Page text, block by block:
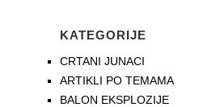
KATEGORIJE
CRTANI JUNACI
ARTIKLI PO TEMAMA
BALON EKSPLOZIJE